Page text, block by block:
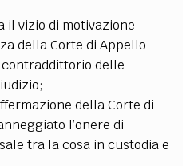
il vizio di motivazione
della Corte di Appello
delle
della Corte di
l’onere di
tra la cosa in custodia e